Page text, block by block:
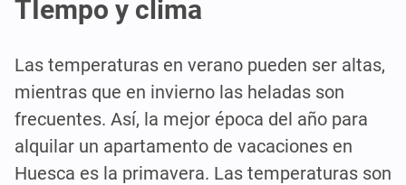
TIempo y clima
Las temperaturas en verano pueden ser altas,
mientras que en invierno las heladas son
frecuentes. Así, la mejor época del año para
alquilar un apartamento de vacaciones en
Huesca es la primavera. Las temperaturas son